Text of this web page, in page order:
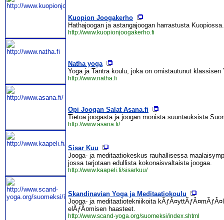
Kuopion Joogakerho
Hathajoogan ja astangajoogan harrastusta Kuopiossa.
http://www.kuopionjoogakerho.fi
Natha yoga
Yoga ja Tantra koulu, joka on omistautunut
http://www.natha.fi
Opi Joogan Salat Asana.fi
Tietoa joogasta ja joogan monista suuntauksista
http://www.asana.fi/
Sisar Kuu
Jooga- ja meditaatiokeskus rauhallisessa
jossa tarjotaan edullista kokonaisvaltaista joogaa.
http://www.kaapeli.fi/sisarkuu/
Skandinavian Yoga ja Meditaatiokoulu
Jooga- ja meditaatiotekniikoita
elÃƒÂ¤misen haasteet.
http://www.scand-yoga.org/suomeksi/index.shtml